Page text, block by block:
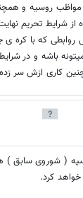
مواظب روسیه و
شرایط تحریم
روابطی که با کره ی
باشه و در
کاری ازش سر زده
( شوروی سابق )
کرد.